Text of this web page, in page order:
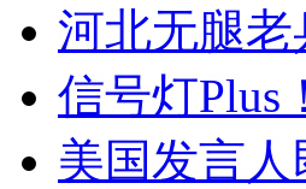
河北无腿老
信号灯Plus
美国发言